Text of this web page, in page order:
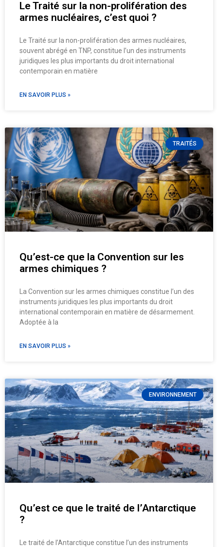
Le Traité sur la non-prolifération des
armes nucléaires, c’est quoi ?
Le Traité sur la non-prolifération des armes nucléaires,
souvent abrégé en TNP, constitue l’un des instruments
juridiques les plus importants du droit international
contemporain en matière
EN SAVOIR PLUS »
TRAITÉS
Qu’est-ce que la Convention sur les
armes chimiques ?
La Convention sur les armes chimiques constitue l’un des
instruments juridiques les plus importants du droit
international contemporain en matière de désarmement.
Adoptée à la
EN SAVOIR PLUS »
ENVIRONNEMENT
Qu’est ce que le traité de l’Antarctique
?
Le traité de l’Antarctique constitue l’un des instruments